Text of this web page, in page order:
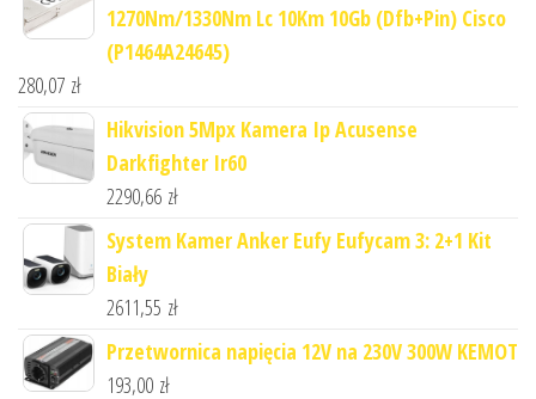
1270Nm/1330Nm Lc 10Km 10Gb (Dfb+Pin) Cisco
(P1464A24645)
280,07 zł
Hikvision 5Mpx Kamera Ip Acusense
Darkfighter Ir60
2290,66 zł
System Kamer Anker Eufy Eufycam 3: 2+1 Kit
Biały
2611,55 zł
Przetwornica napięcia 12V na 230V 300W KEMOT
193,00 zł